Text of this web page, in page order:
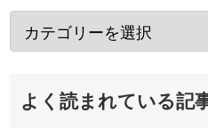
よく読まれている記